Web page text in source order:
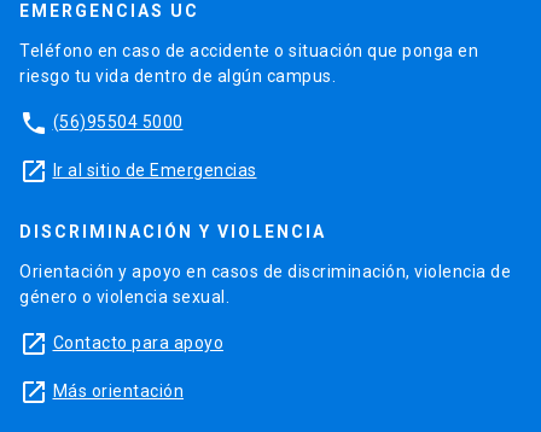
EMERGENCIAS UC
Teléfono en caso de accidente o situación que ponga en
riesgo tu vida dentro de algún campus.
phone (56)95504 5000
launch Ir al sitio de Emergencias
DISCRIMINACIÓN Y VIOLENCIA
Orientación y apoyo en casos de discriminación, violencia de
género o violencia sexual.
launch Contacto para apoyo
launch Más orientación